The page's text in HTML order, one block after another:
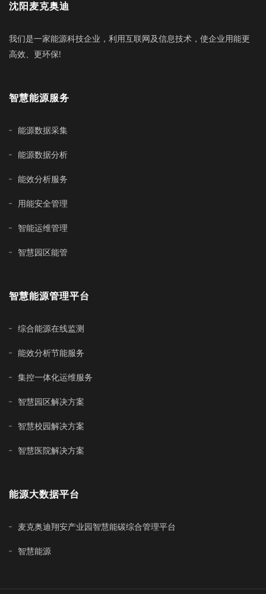
沈阳麦克奥迪
我们是一家能源科技企业，利用互联网及信息技术，使企业用能更
高效、更环保!
智慧能源服务
能源数据采集
能源数据分析
能效分析服务
用能安全管理
智能运维管理
智慧园区能管
智慧能源管理平台
综合能源在线监测
能效分析节能服务
集控一体化运维服务
智慧园区解决方案
智慧校园解决方案
智慧医院解决方案
能源大数据平台
麦克奥迪翔安产业园智慧能碳综合管理平台
智慧能源